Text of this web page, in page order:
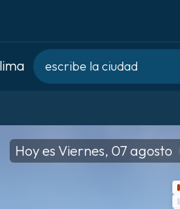
Hoy es Viernes, 07 agosto